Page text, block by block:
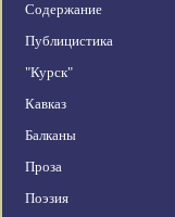
Содержание
Публицистика
"Курск"
Кавказ
Балканы
Проза
Поэзия